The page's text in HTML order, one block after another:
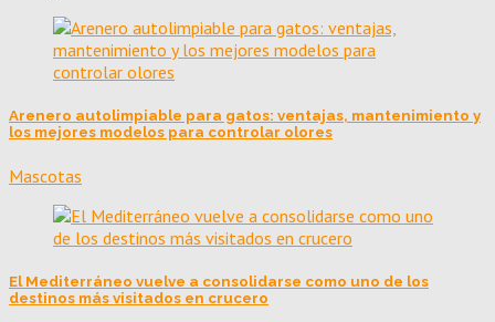
Arenero autolimpiable para gatos: ventajas, mantenimiento y
los mejores modelos para controlar olores
Mascotas
El Mediterráneo vuelve a consolidarse como uno de los
destinos más visitados en crucero